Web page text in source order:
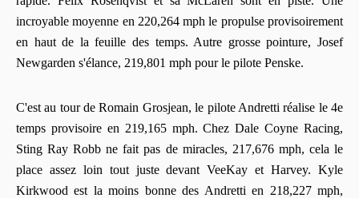
incroyable moyenne en 220,264 mph le propulse provisoirement
en haut de la feuille des temps. Autre grosse pointure, Josef
Newgarden s'élance, 219,801 mph pour le pilote Penske.
C'est au tour de Romain Grosjean, le pilote Andretti réalise le 4e
temps provisoire en 219,165 mph. Chez Dale Coyne Racing,
Sting Ray Robb ne fait pas de miracles, 217,676 mph, cela le
place assez loin tout juste devant VeeKay et Harvey. Kyle
Kirkwood est la moins bonne des Andretti en 218,227 mph,